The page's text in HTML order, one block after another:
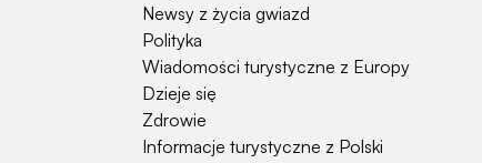
Newsy z życia gwiazd
Polityka
Wiadomości turystyczne z Europy
Dzieje się
Zdrowie
Informacje turystyczne z Polski